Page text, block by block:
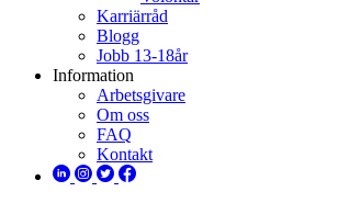
Karriärråd
Blogg
Jobb 13-18år
Information
Arbetsgivare
Om oss
FAQ
Kontakt